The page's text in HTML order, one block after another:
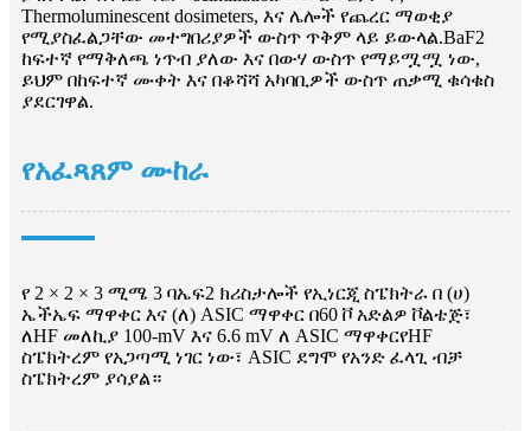
Thermoluminescent dosimeters, እና ሌሎች የጨረር ማወቂያ
የሚያስፈልጋቸው መተግበሪያዎች ውስጥ ጥቅም ላይ ይውላል.BaF2
ከፍተኛ የማቅለጫ ነጥብ ያለው እና በውሃ ውስጥ የማይሟሟ ነው,
ይህም በከፍተኛ ሙቀት እና በቆሻሻ አካባቢዎች ውስጥ ጠቃሚ ቁሳቁስ
ያደርገዋል.
የአፈጻጸም ሙከራ
የ 2 × 2 × 3 ሚሜ 3 ባኤፍ2 ክሪስታሎች የኢነርጂ ስፔክትራ በ (ሀ)
ኤችኤፍ ማዋቀር እና (ለ) ASIC ማዋቀር በ60 ቮ አድልዎ ቮልቴጅ፣
ለHF መለኪያ 100-mV እና 6.6 mV ለ ASIC ማዋቀርየHF
ስፔክትረም የአጋጣሚ ነገር ነው፣ ASIC ደግሞ የአንድ ፈላጊ ብቻ
ስፔክትረም ያሳያል።